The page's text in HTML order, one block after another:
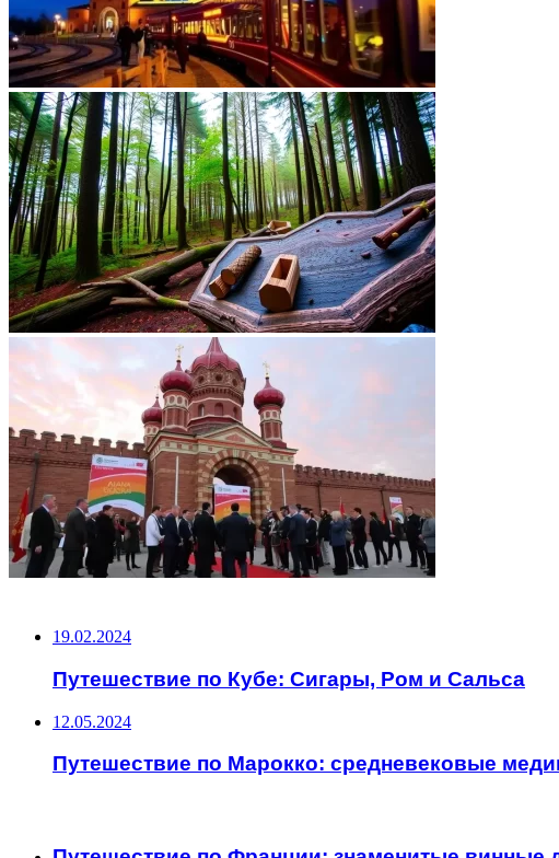
19.02.2024
Путешествие по Кубе: Сигары, Ром и Сальса
12.05.2024
Путешествие по Марокко: средневековые